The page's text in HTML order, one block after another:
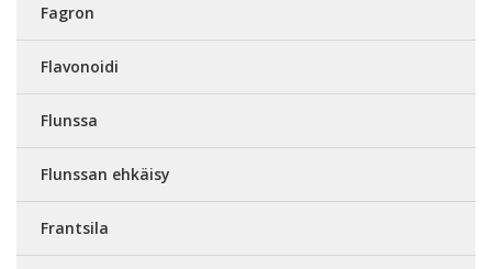
Fagron
Flavonoidi
Flunssa
Flunssan ehkäisy
Frantsila